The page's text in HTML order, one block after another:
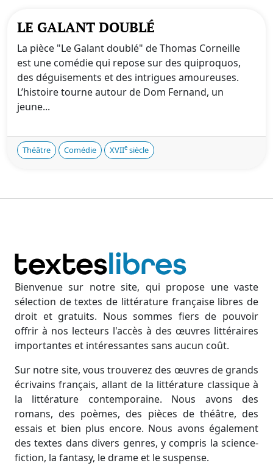
LE GALANT DOUBLÉ
La pièce "Le Galant doublé" de Thomas Corneille
est une comédie qui repose sur des quiproquos,
des déguisements et des intrigues amoureuses.
L’histoire tourne autour de Dom Fernand, un
jeune...
Théâtre Comédie XVIIe siècle
Bienvenue sur notre site, qui propose une vaste
sélection de textes de littérature française libres de
droit et gratuits. Nous sommes fiers de pouvoir
offrir à nos lecteurs l'accès à des œuvres littéraires
importantes et intéressantes sans aucun coût.
Sur notre site, vous trouverez des œuvres de grands
écrivains français, allant de la littérature classique à
la littérature contemporaine. Nous avons des
romans, des poèmes, des pièces de théâtre, des
essais et bien plus encore. Nous avons également
des textes dans divers genres, y compris la science-
fiction, la fantasy, le drame et le suspense.